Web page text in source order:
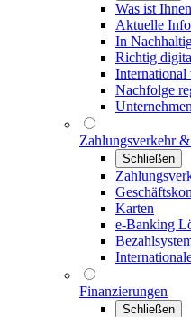
Was ist
Aktuelle
In
Richtig
International
Nachfolge
Zahlungsverkehr
Schließen
Karten
e-Banking
Finanzierungen
Schließen